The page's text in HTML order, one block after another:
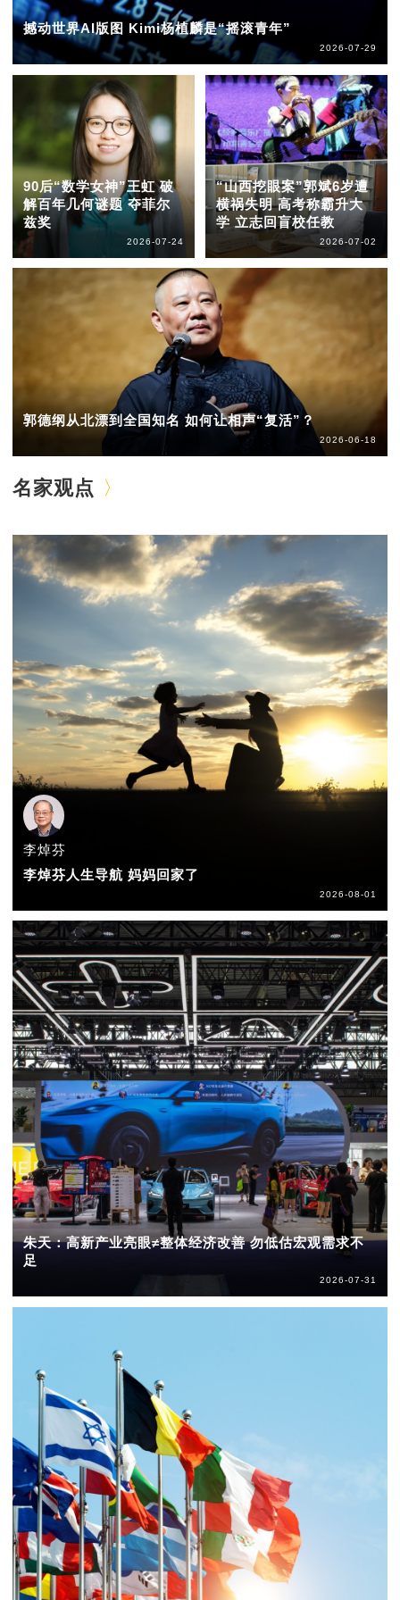
撼动世界AI版图 Kimi杨植麟是“摇滚青年”
2026-07-29
90后“数学女神”王虹 破
解百年几何谜题 夺菲尔
兹奖
2026-07-24
“山西挖眼案”郭斌6岁遭
横祸失明 高考称霸升大
学 立志回盲校任教
2026-07-02
郭德纲从北漂到全国知名 如何让相声“复活”？
2026-06-18
名家观点
李焯芬
李焯芬人生导航 妈妈回家了
2026-08-01
朱天：高新产业亮眼≠整体经济改善 勿低估宏观需求不
足
2026-07-31